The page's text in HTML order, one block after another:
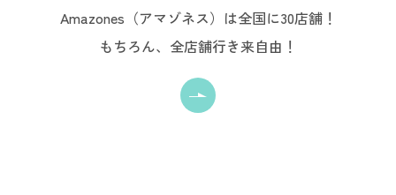
Amazones（アマゾネス）は全国に30店舗！
もちろん、全店舗行き来自由！